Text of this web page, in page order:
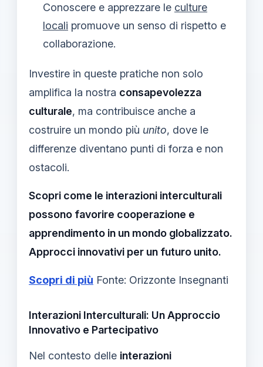
Conoscere e apprezzare le culture
locali promuove un senso di rispetto e
collaborazione.
Investire in queste pratiche non solo
amplifica la nostra consapevolezza
culturale, ma contribuisce anche a
costruire un mondo più unito, dove le
differenze diventano punti di forza e non
ostacoli.
Scopri come le interazioni interculturali
possono favorire cooperazione e
apprendimento in un mondo globalizzato.
Approcci innovativi per un futuro unito.
Scopri di più Fonte: Orizzonte Insegnanti
Interazioni Interculturali: Un Approccio
Innovativo e Partecipativo
Nel contesto delle interazioni